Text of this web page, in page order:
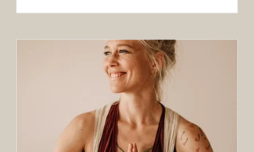
u.a. mit Verena Schuder, dieses
wunderschöne Ritual an.
Abschlussritual im Wochenbett –
Bringing the Bones Together Die Geburt
eines Kindes verändert vieles – den
Körper, das Herz und das Leben.
Zwischen dem Ankommen im